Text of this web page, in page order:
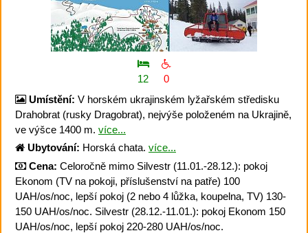
12
0
Umístění: V horském ukrajinském lyžařském středisku
Drahobrat (rusky Dragobrat), nejvýše položeném na Ukrajině,
ve výšce 1400 m. více...
Ubytování: Horská chata. více...
Cena: Celoročně mimo Silvestr (11.01.-28.12.): pokoj
Ekonom (TV na pokoji, příslušenství na patře) 100
UAH/os/noc, lepší pokoj (2 nebo 4 lůžka, koupelna, TV) 130-
150 UAH/os/noc. Silvestr (28.12.-11.01.): pokoj Ekonom 150
UAH/os/noc, lepší pokoj 220-280 UAH/os/noc.